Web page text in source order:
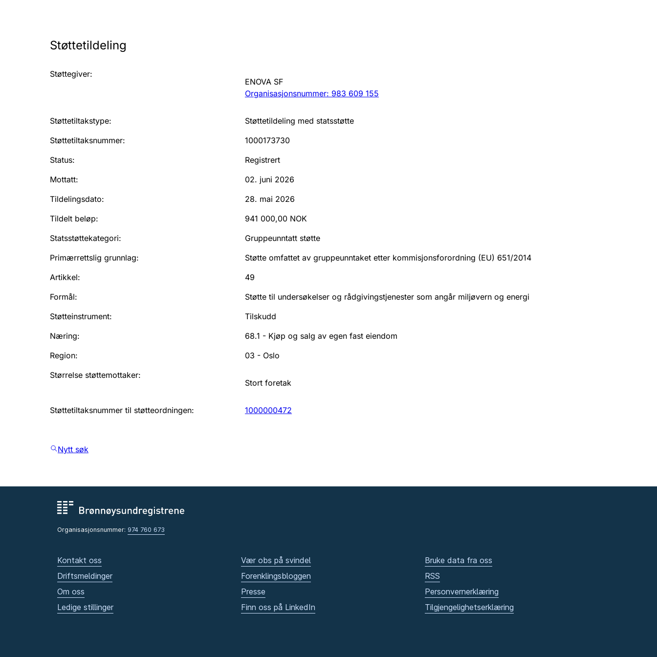
Støttetildeling
Støttegiver:
ENOVA SF
Organisasjonsnummer: 983 609 155
Støttetiltakstype:
Støttetildeling med statsstøtte
Støttetiltaksnummer:
1000173730
Status:
Registrert
Mottatt:
02. juni 2026
Tildelingsdato:
28. mai 2026
Tildelt beløp:
941 000,00 NOK
Statsstøttekategori:
Gruppeunntatt støtte
Primærrettslig grunnlag:
Støtte omfattet av gruppeunntaket etter kommisjonsforordning (EU) 651/2014
Artikkel:
49
Formål:
Støtte til undersøkelser og rådgivingstjenester som angår miljøvern og energi
Støtteinstrument:
Tilskudd
Næring: 68.1 - Kjøp og salg av egen fast eiendom
Region: 03 - Oslo
Størrelse støttemottaker:
Stort foretak
Støttetiltaksnummer til støtteordningen: 1000000472
Nytt søk
Organisasjonsnummer: 974 760 673
Kontakt oss
Driftsmeldinger
Om oss
Ledige stillinger
Vær obs på svindel
Forenklingsbloggen
Presse
Finn oss på LinkedIn
Bruke data fra oss
RSS
Personvernerklæring
Tilgjengelighetserklæring